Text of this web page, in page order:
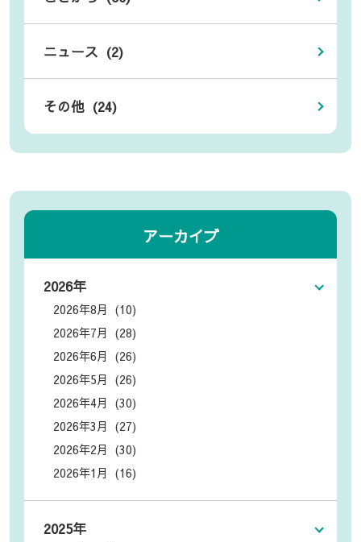
ニュース (2)
その他 (24)
アーカイブ
2026年
2026年8月 (10)
2026年7月 (28)
2026年6月 (26)
2026年5月 (26)
2026年4月 (30)
2026年3月 (27)
2026年2月 (30)
2026年1月 (16)
2025年